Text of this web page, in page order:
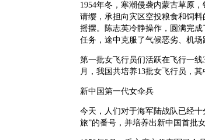
1954年冬，寒潮侵袭内蒙古草原
请缨，承担向灾区空投粮食和饲
摇摆。陈志英冷静操作，圆满完
任务，途中克服了气候恶劣、机
第一批女飞行员们活跃在飞行一
月，我国共培养13批女飞行员，
新中国第一代女伞兵
今天，人们对于海军陆战队已经
旅”的番号，并培养出新中国首批女